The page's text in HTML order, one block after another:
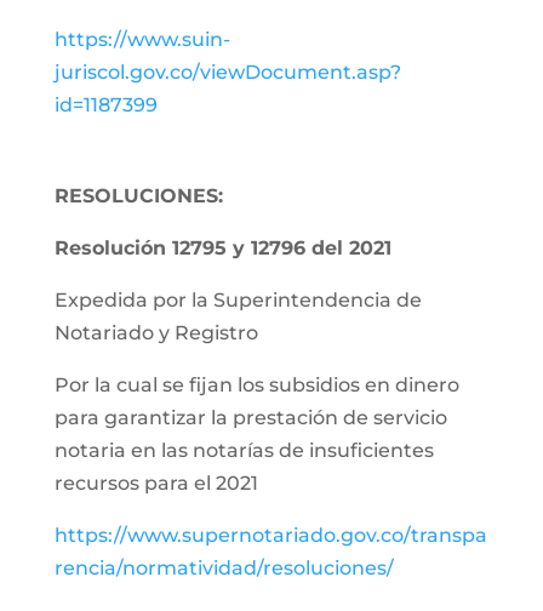
https://www.suin-
juriscol.gov.co/viewDocument.asp?
id=1187399
RESOLUCIONES:
Resolución 12795 y 12796 del 2021
Expedida por la Superintendencia de
Notariado y Registro
Por la cual se fijan los subsidios en dinero
para garantizar la prestación de servicio
notaria en las notarías de insuficientes
recursos para el 2021
https://www.supernotariado.gov.co/transpa
rencia/normatividad/resoluciones/